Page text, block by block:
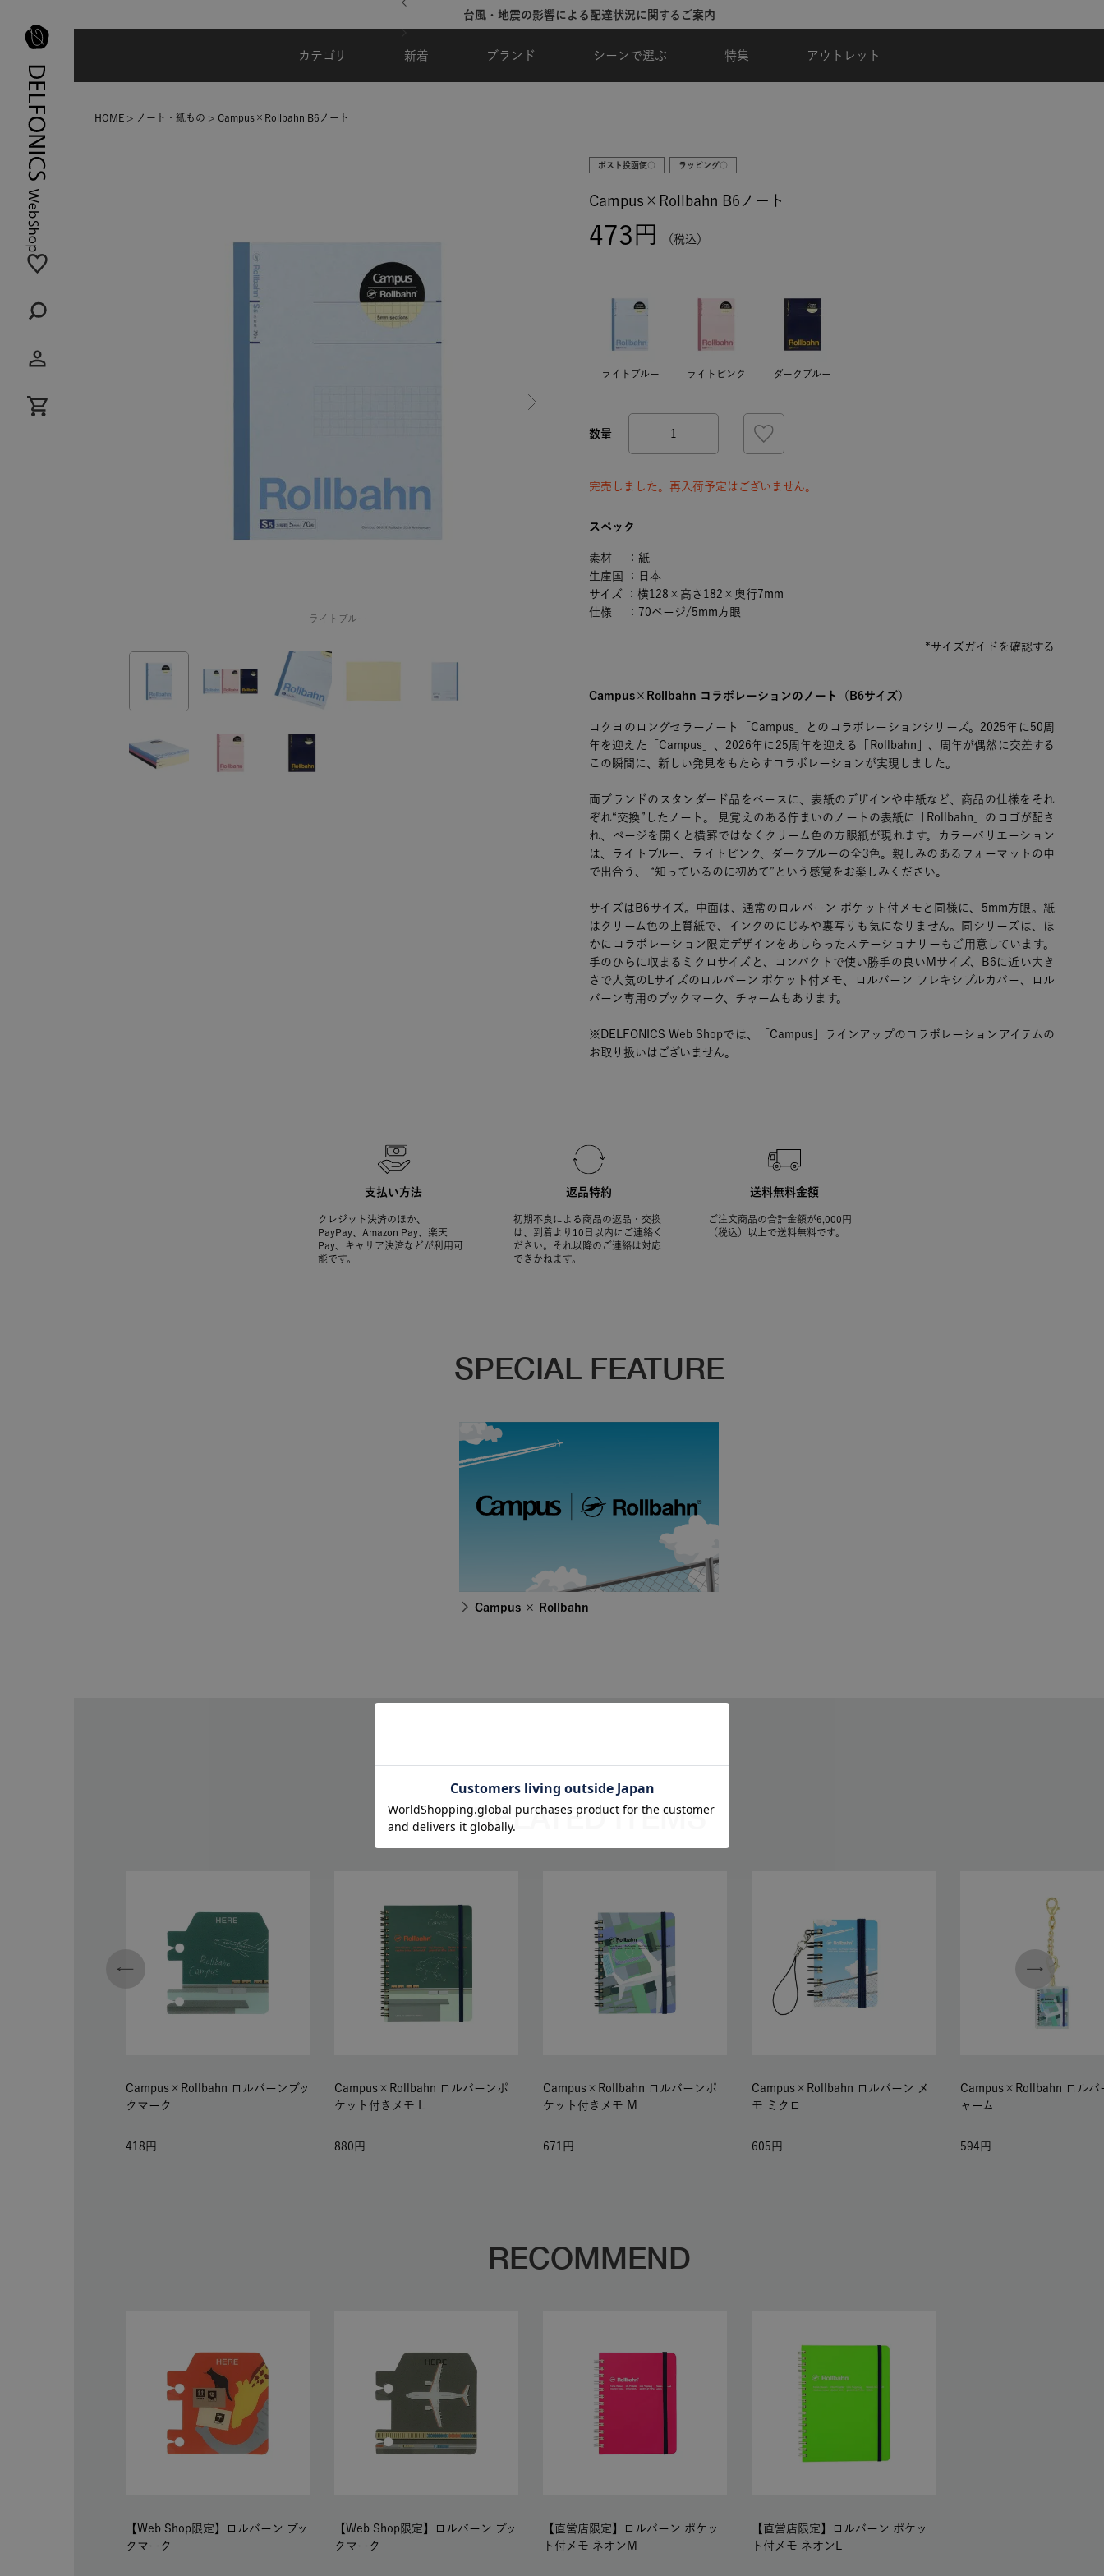
夏季休業のご案内
カテゴリ 新着 ブランド シーンで選ぶ 特集 アウトレット
HOME ノート・紙もの Campus×Rollbahn B6ノート
ライトブルー
ポスト投函便○ ラッピング○
Campus×Rollbahn B6ノート
473 税込
ライトブルー ライトピンク ダークブルー
完売しました。再入荷予定はございません。
スペック
素材 ：紙
生産国 ：日本
サイズ ：横128×高さ182×奥行7mm
仕様 ：70ページ/5mm方眼
*サイズガイドを確認する
Campus×Rollbahn コラボレーションのノート（B6サイズ）
コクヨのロングセラーノート「Campus」とのコラボレーションシリーズ。2025年に50周
年を迎えた「Campus」、2026年に25周年を迎える「Rollbahn」、周年が偶然に交差する
この瞬間に、新しい発見をもたらすコラボレーションが実現しました。
両ブランドのスタンダード品をベースに、表紙のデザインや中紙など、商品の仕様をそれ
ぞれ“交換”したノート。 見覚えのある佇まいのノートの表紙に「Rollbahn」のロゴが配さ
れ、ぺージを開くと横罫ではなくクリーム色の方眼紙が現れます。カラーバリエーション
は、ライトブルー、ライトピンク、ダークブルーの全3色。親しみのあるフォーマットの中
で出合う、 “知っているのに初めて”という感覚をお楽しみください。
サイズはB6サイズ。中面は、通常のロルバーン ポケット付メモと同様に、5mm方眼。紙
はクリーム色の上質紙で、インクのにじみや裏写りも気になりません。同シリーズは、ほ
かにコラボレーション限定デザインをあしらったステーショナリーもご用意しています。
手のひらに収まるミクロサイズと、コンパクトで使い勝手の良いMサイズ、B6に近い大き
さで人気のLサイズのロルバーン ポケット付メモ、ロルバーン フレキシブルカバー、ロル
バーン専用のブックマーク、チャームもあります。
※DELFONICS Web Shopでは、「Campus」ラインアップのコラボレーションアイテムの
お取り扱いはございません。
支払い方法
クレジット決済のほか、
PayPay、Amazon Pay、楽天
Pay、キャリア決済などが利用可
能です。
返品特約
初期不良による商品の返品・交換
は、到着より10日以内にご連絡く
ださい。それ以降のご連絡は対応
できかねます。
送料無料金額
ご注文商品の合計金額が6,000円
（税込）以上で送料無料です。
SPECIAL FEATURE
Campus × Rollbahn
RELATED ITEMS
Campus×Rollbahn ロルバーンブッ
クマーク
418
Campus×Rollbahn ロルバーンポ
ケット付きメモ L
880
Campus×Rollbahn ロルバーンポ
ケット付きメモ M
671
Campus×Rollbahn ロルバーン メ
モ ミクロ
605
Campus×Rollbahn ロルバ
ャーム
594
RECOMMEND
【Web Shop限定】ロルバーン ブッ
クマーク
【Web Shop限定】ロルバーン ブッ
クマーク
【直営店限定】ロルバーン ポケッ
ト付メモ ネオンM
【直営店限定】ロルバーン ポケッ
ト付メモ ネオンL